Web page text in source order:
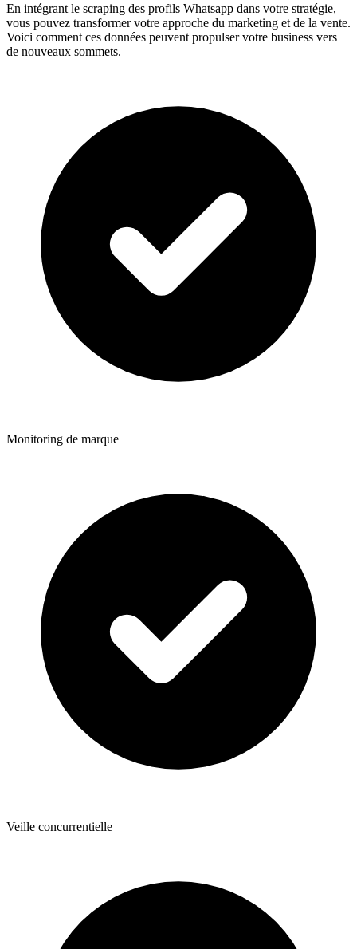
En intégrant le scraping des profils Whatsapp dans votre stratégie,
vous pouvez transformer votre approche du marketing et de la vente.
Voici comment ces données peuvent propulser votre business vers
de nouveaux sommets.
Monitoring de marque
Veille concurrentielle